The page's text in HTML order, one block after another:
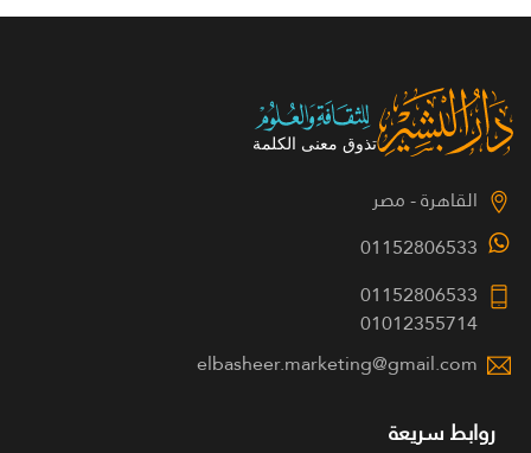
القاهرة - مصر
01152806533
01152806533
01012355714
elbasheer.marketing@gmail.com
روابط سريعة